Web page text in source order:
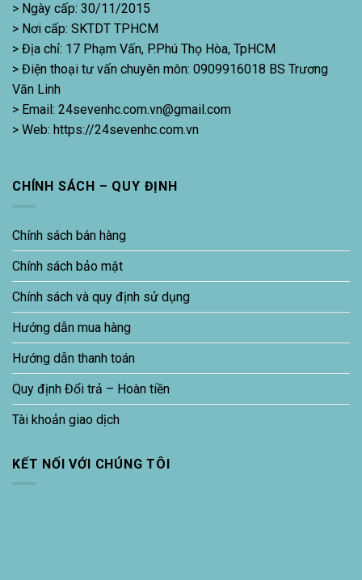
> Ngày cấp: 30/11/2015
> Nơi cấp: SKTDT TPHCM
> Địa chỉ: 17 Phạm Vấn, P.Phú Thọ Hòa, TpHCM
> Điện thoại tư vấn chuyên môn: 0909916018 BS Trương
Văn Linh
> Email: 24sevenhc.com.vn@gmail.com
> Web: https://24sevenhc.com.vn
CHÍNH SÁCH – QUY ĐỊNH
Chính sách bán hàng
Chính sách bảo mật
Chính sách và quy định sử dụng
Hướng dẫn mua hàng
Hướng dẫn thanh toán
Quy định Đổi trả – Hoàn tiền
Tài khoản giao dịch
KẾT NỐI VỚI CHÚNG TÔI